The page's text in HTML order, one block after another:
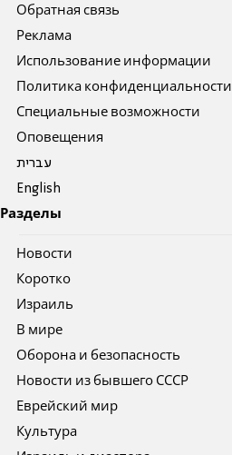
Обратная связь
Реклама
Использование информации
Политика конфиденциальности
Специальные возможности
Оповещения
עברית
English
Разделы
Новости
Коротко
Израиль
В мире
Оборона и безопасность
Новости из бывшего СССР
Еврейский мир
Культура